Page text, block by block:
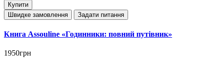
Купити
Швидке замовлення
Задати питання
Книга Assouline «Годинники: повний путівник»
1950грн